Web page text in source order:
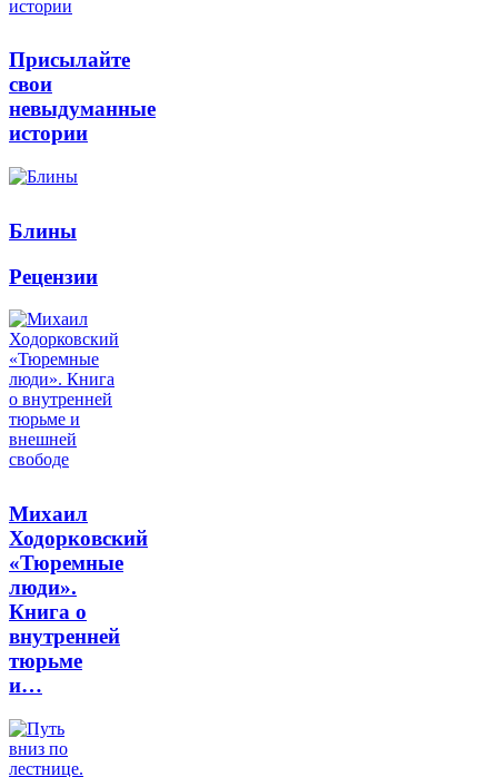
Присылайте
свои
невыдуманные
истории
Блины
Рецензии
Михаил
Ходорковский
«Тюремные
люди».
Книга о
внутренней
тюрьме
и…